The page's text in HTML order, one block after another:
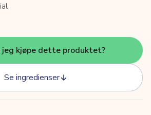
jeg kjøpe dette produktet?
Se ingredienser